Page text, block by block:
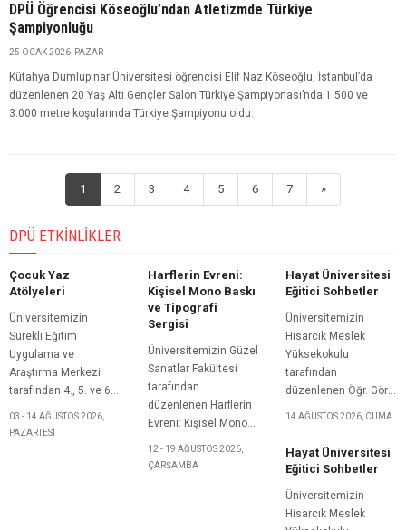
DPÜ Öğrencisi Köseoğlu’ndan Atletizmde Türkiye
Şampiyonluğu
25 OCAK 2026, PAZAR
​Kütahya Dumlupınar Üniversitesi öğrencisi Elif Naz Köseoğlu, İstanbul’da
düzenlenen 20 Yaş Altı Gençler Salon Türkiye Şampiyonası’nda 1.500 ve
3.000 metre koşularında Türkiye Şampiyonu oldu.
1 2 3 4 5 6 7 »
DPÜ ETKINLIKLER
Çocuk Yaz
Atölyeleri
Üniversitemizin
Sürekli Eğitim
Uygulama ve
Araştırma Merkezi
tarafından 4., 5. ve 6.
sınıf öğrencilerine
yönelik olarak
03 - 14 AĞUSTOS 2026,
PAZARTESI
Harflerin Evreni:
Kişisel Mono Baskı
ve Tipografi
Sergisi
Üniversitemizin Güzel
Sanatlar Fakültesi
tarafından
düzenlenen Harflerin
Evreni: Kişisel Mono
Baskı ve Tipografi
Sergisi başlıklı
12 - 19 AĞUSTOS 2026,
ÇARŞAMBA
Hayat Üniversitesi
Eğitici Sohbetler
Üniversitemizin
Hisarcık Meslek
Yüksekokulu
tarafından
düzenlenen Öğr. Gör.
Fadim KOÇ’un
katılacağı Hayat
Üniversitesi Eğitici
etkinlik, 14 Ağustos
2026 Cuma günü
14 AĞUSTOS 2026, CUMA
Hayat Üniversitesi
Eğitici Sohbetler
Üniversitemizin
Hisarcık Meslek